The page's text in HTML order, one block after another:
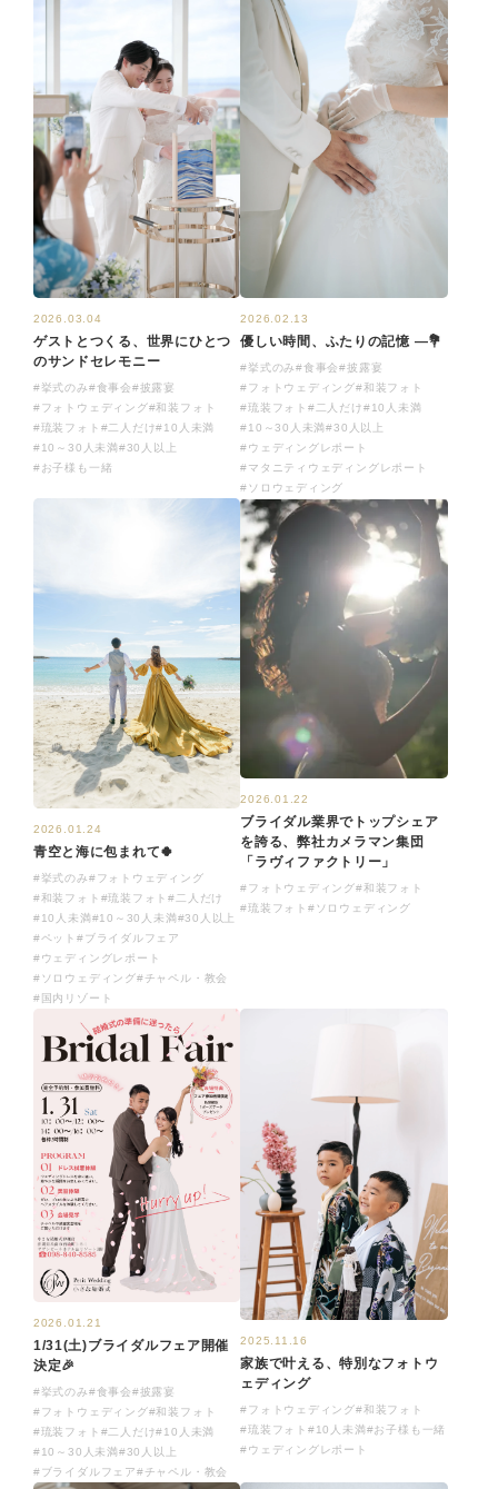
2026.03.04
ゲストとつくる、世界にひとつ
のサンドセレモニー
#挙式のみ#食事会#披露宴
#フォトウェディング#和装フォト
#琉装フォト #二人だけ#10人未満
#10～30人未満#30人以上
#お子様も一緒
2026.02.13
優しい時間、ふたりの記憶 —💐
#挙式のみ#食事会#披露宴
#フォトウェディング#和装フォト
#琉装フォト #二人だけ#10人未満
#10～30人未満#30人以上
#ウェディングレポート
#マタニティウェディングレポート
#ソロウェディング
2026.01.24
青空と海に包まれて🍀
#挙式のみ#フォトウェディング
#和装フォト #琉装フォト#二人だけ
#10人未満#10～30人未満#30人以上
#ペット #ブライダルフェア
#ウェディングレポート
#ソロウェディング#チャペル・教会
#国内リゾート
2026.01.22
ブライダル業界でトップシェア
を誇る、弊社カメラマン集団
「ラヴィファクトリー」
#フォトウェディング#和装フォト
#琉装フォト #ソロウェディング
2026.01.21
1/31(土)ブライダルフェア開催
決定🎉
#挙式のみ#食事会#披露宴
#フォトウェディング#和装フォト
#琉装フォト #二人だけ#10人未満
#10～30人未満#30人以上
#ブライダルフェア#チャペル・教会
2025.11.16
家族で叶える、特別なフォトウ
ェディング
#フォトウェディング#和装フォト
#琉装フォト #10人未満#お子様も一緒
#ウェディングレポート